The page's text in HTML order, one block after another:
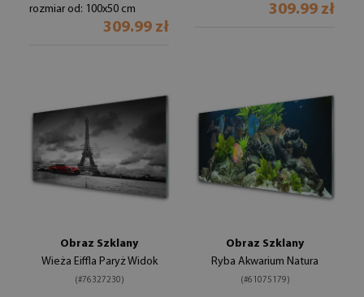
rozmiar od: 100x50 cm
309.99 zł
309.99 zł
Obraz Szklany
Wieża Eiffla Paryż Widok
(#76327230)
Obraz Szklany
Ryba Akwarium Natura
(#61075179)